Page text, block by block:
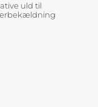
uld til